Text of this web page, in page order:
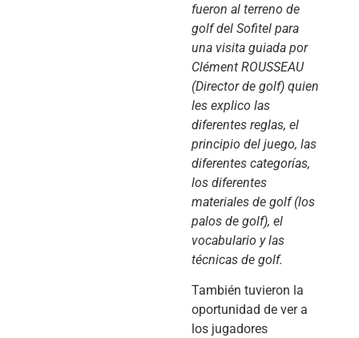
fueron al terreno de
golf del Sofitel para
una visita guiada por
Clément ROUSSEAU
(Director de golf) quien
les explico las
diferentes reglas, el
principio del juego, las
diferentes categorías,
los diferentes
materiales de golf (los
palos de golf), el
vocabulario y las
técnicas de golf.
También tuvieron la
oportunidad de ver a
los jugadores